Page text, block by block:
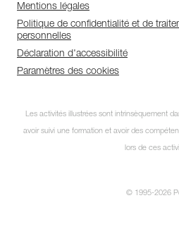
Mentions légales
Politique de confidentialité et de
personnelles
Déclaration d'accessibilité
Paramètres des cookies
Les activités illustrées sont intrinsèquement
avoir suivi une formation et avoir des
lors de ces
© 1995-2026